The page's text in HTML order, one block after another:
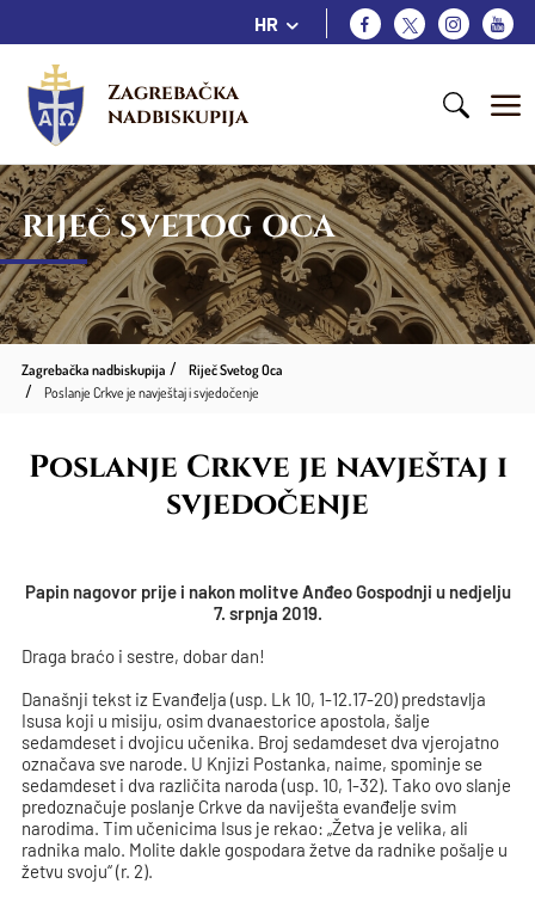
HR
Zagrebačka
nadbiskupija
RIJEČ SVETOG OCA
Zagrebačka nadbiskupija
Riječ Svetog Oca
Poslanje Crkve je navještaj i svjedočenje
Poslanje Crkve je navještaj i
svjedočenje
Papin nagovor prije i nakon molitve Anđeo Gospodnji u nedjelju
7. srpnja 2019.
Draga braćo i sestre, dobar dan!
Današnji tekst iz Evanđelja (usp. Lk 10, 1-12.17-20) predstavlja
Isusa koji u misiju, osim dvanaestorice apostola, šalje
sedamdeset i dvojicu učenika. Broj sedamdeset dva vjerojatno
označava sve narode. U Knjizi Postanka, naime, spominje se
sedamdeset i dva različita naroda (usp. 10, 1-32). Tako ovo slanje
predoznačuje poslanje Crkve da naviješta evanđelje svim
narodima. Tim učenicima Isus je rekao: „Žetva je velika, ali
radnika malo. Molite dakle gospodara žetve da radnike pošalje u
žetvu svoju“ (r. 2).